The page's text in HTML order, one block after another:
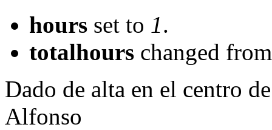
hours set to 1.
totalhours changed
Dado de alta en el centro
Alfonso